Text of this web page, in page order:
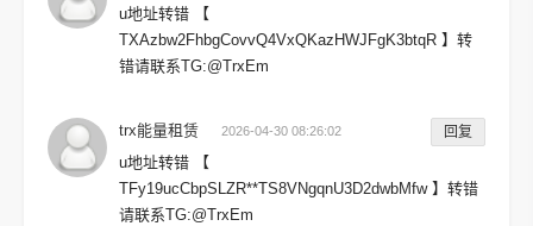
u地址转错 【
TXAzbw2FhbgCovvQ4VxQKazHWJFgK3btqR 】转
错请联系TG:@TrxEm
trx能量租赁 2026-04-30 08:26:02 回复
u地址转错 【
TFy19ucCbpSLZR**TS8VNgqnU3D2dwbMfw 】转错
请联系TG:@TrxEm